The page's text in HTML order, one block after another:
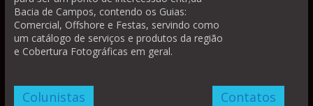
Bacia de Campos, contendo os Guias:
Comercial, Offshore e Festas, servindo como
um catálogo de serviços e produtos da região
e Cobertura Fotográficas em geral.
Colunistas Contatos